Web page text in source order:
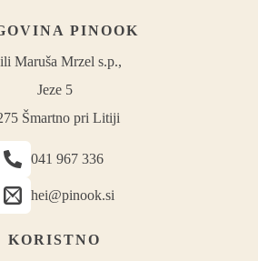
PINOOK
Maruša Mrzel s.p.,
Jeze 5
Šmartno pri Litiji
041 967 336
hei@pinook.si
KORISTNO